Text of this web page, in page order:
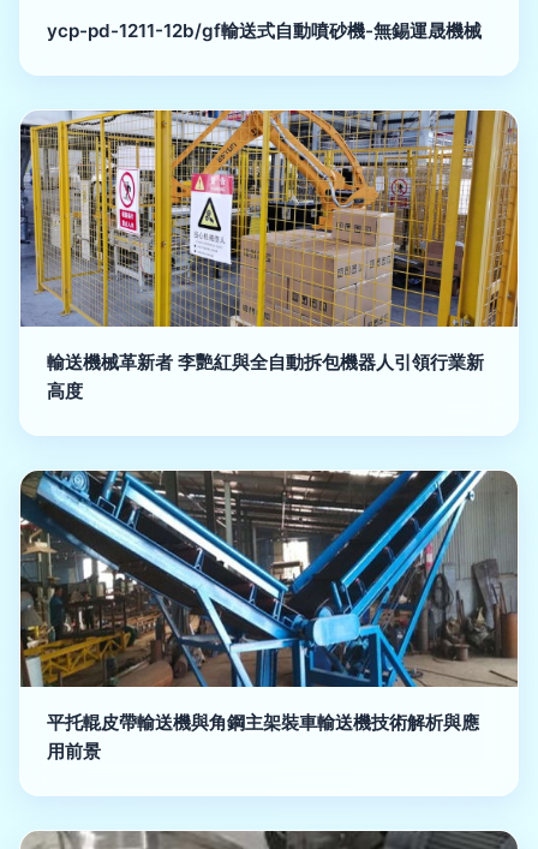
ycp-pd-1211-12b/gf輸送式自動噴砂機-無錫運晟機械
輸送機械革新者 李艷紅與全自動拆包機器人引領行業新
高度
平托輥皮帶輸送機與角鋼主架裝車輸送機技術解析與應
用前景